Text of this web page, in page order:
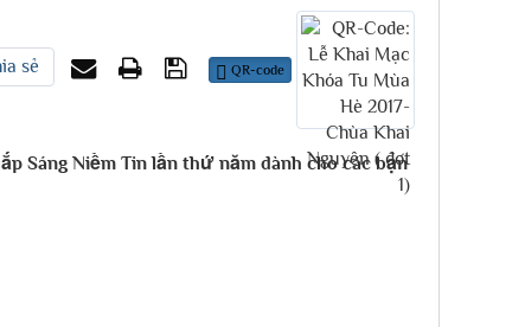
sẻ QR-code
Sáng Niềm Tin lần thứ năm dành cho các bạn